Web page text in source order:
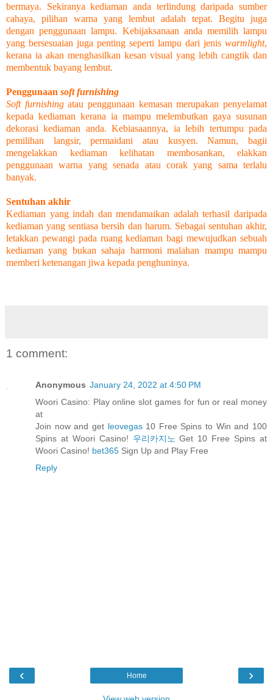
bermaya. Sekiranya kediaman anda terlindung daripada sumber
cahaya, pilihan warna yang lembut adalah tepat. Begitu juga
dengan penggunaan lampu. Kebijaksanaan anda memilih lampu
yang bersesuaian juga penting seperti lampu dari jenis warmlight,
kerana ia akan menghasilkan kesan visual yang lebih cangtik dan
membentuk bayang lembut.
Penggunaan soft furnishing
Soft furnishingatau penggunaan kemasan merupakan penyelamat
kepada kediaman kerana ia mampu melembutkan gaya susunan
dekorasi kediaman anda. Kebiasaannya, ia lebih tertumpu pada
pemilihan langsir, permaidani atau kusyen. Namun, bagii
mengelakkan kediaman kelihatan membosankan, elakkan
penggunaan warna yang senada atau corak yang sama terlalu
banyak.
Sentuhan akhir
Kediaman yang indah dan mendamaikan adalah terhasil daripada
kediaman yang sentiasa bersih dan harum. Sebagai sentuhan akhir,
letakkan pewangi pada ruang kediaman bagi mewujudkan sebuah
kediaman yang bukan sahaja harmoni malahan mampu mampu
memberi ketenangan jiwa kepada penghuninya.
1 comment:
Anonymous January 24, 2022 at 4:50 PM
Woori Casino: Play online slot games for fun or real money
at
Join now and get leovegas10 Free Spins to Win and 100
Spins at Woori Casino! 우리카지노 Get 10 Free Spins at
Woori Casino! bet365 Sign Up and Play Free
Reply
‹ ›
Home